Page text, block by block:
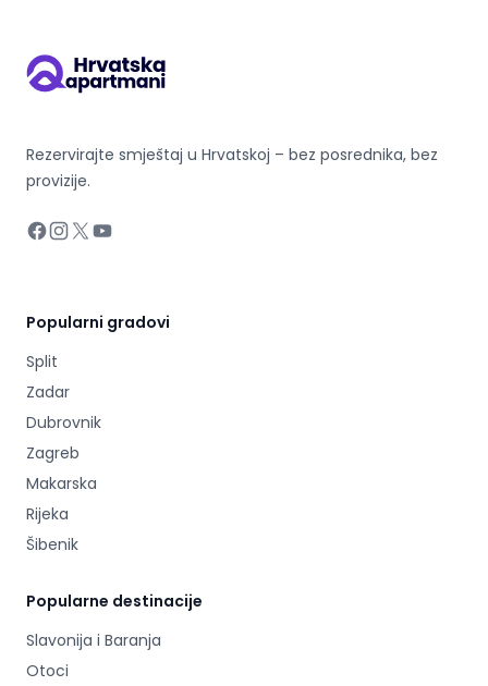
Rezervirajte smještaj u Hrvatskoj – bez posrednika, bez
provizije.
Facebook
Instagram
X YouTube
Popularni gradovi
Split
Zadar
Dubrovnik
Zagreb
Makarska
Rijeka
Šibenik
Popularne destinacije
Slavonija i Baranja
Otoci